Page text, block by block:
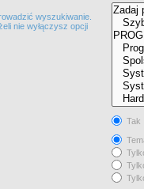
wyszukiwanie.
nie wyłączysz opcji
Tak